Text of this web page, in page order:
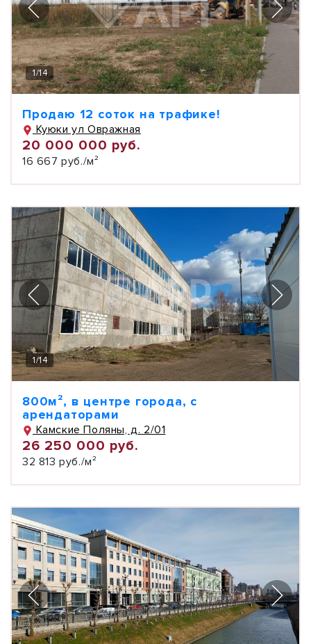
1/14
Продаю 12 соток на трафике!
Куюки ул Овражная
20 000 000 руб.
16 667 руб./м²
1/14
800м², в центре города, с
арендаторами
Камские Поляны, д. 2/01
26 250 000 руб.
32 813 руб./м²